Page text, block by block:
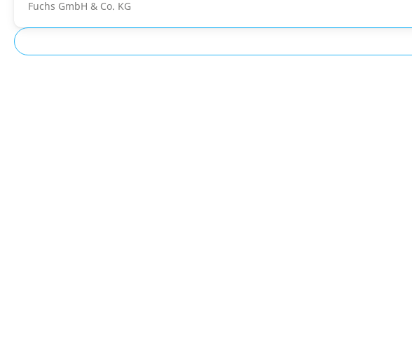
Fuchs GmbH & Co. KG